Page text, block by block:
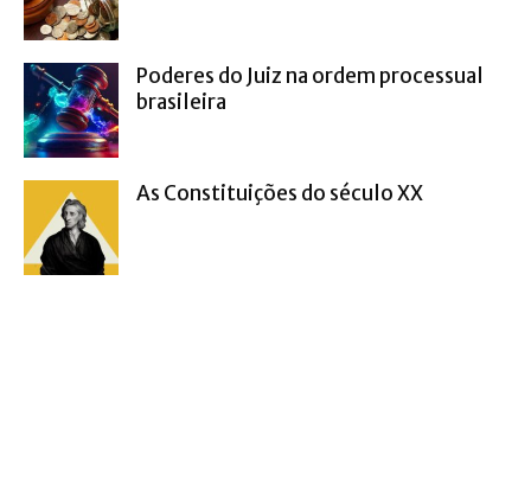
Poderes do Juiz na ordem processual
brasileira
As Constituições do século XX